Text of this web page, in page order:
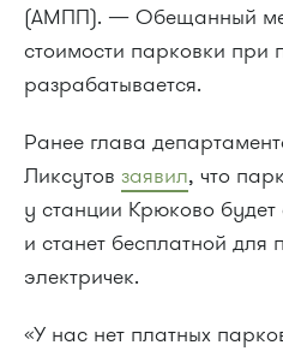
(АМПП). — Обещанный
стоимости парковки при
разрабатывается.
Ранее глава
Ликсутов заявил, что
у станции Крюково
и станет бесплатной для
электричек.
«У нас нет платных